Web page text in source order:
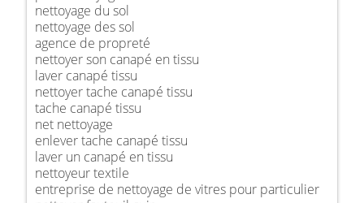
nettoyage du sol
nettoyage des sol
agence de propreté
nettoyer son canapé en tissu
laver canapé tissu
nettoyer tache canapé tissu
tache canapé tissu
net nettoyage
enlever tache canapé tissu
laver un canapé en tissu
nettoyeur textile
entreprise de nettoyage de vitres pour particulier